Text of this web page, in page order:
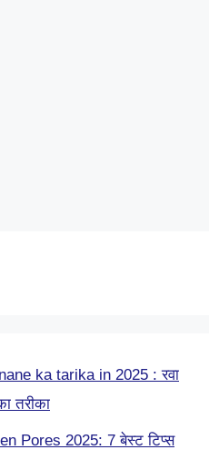
ka tarika in 2025 : रवा
तरीका
Pores 2025: 7 बेस्ट टिप्स